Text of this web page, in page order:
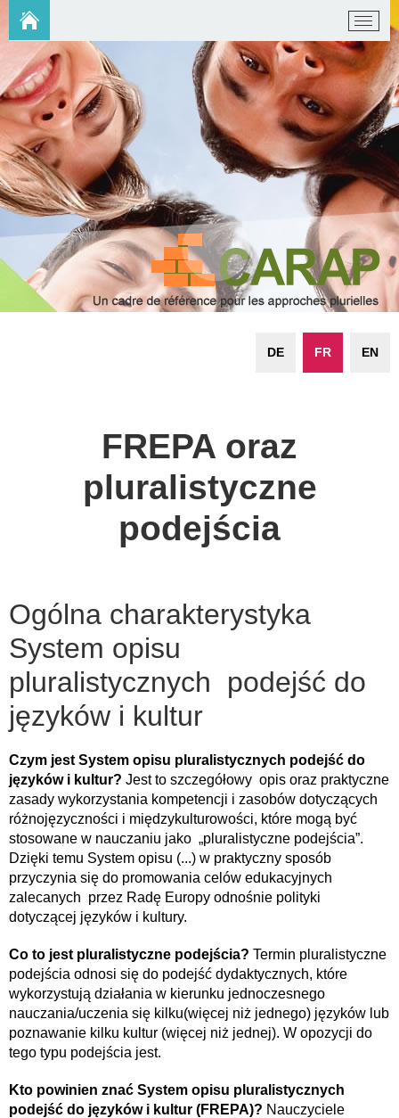
EN
FR
DE
FREPA oraz
pluralistyczne
podejścia
Ogólna charakterystyka
System opisu
pluralistycznych podejść do
języków i kultur
Czym jest System opisu pluralistycznych podejść do
języków i kultur? Jest to szczegółowy opis oraz praktyczne
zasady wykorzystania kompetencji i zasobów dotyczących
różnojęzyczności i międzykulturowości, które mogą być
stosowane w nauczaniu jako „pluralistyczne podejścia”.
Dzięki temu System opisu (...) w praktyczny sposób
przyczynia się do promowania celów edukacyjnych
zalecanych przez Radę Europy odnośnie polityki
dotyczącej języków i kultury.
Co to jest pluralistyczne podejścia? Termin pluralistyczne
podejścia odnosi się do podejść dydaktycznych, które
wykorzystują działania w kierunku jednoczesnego
nauczania/uczenia się kilku(więcej niż jednego) języków lub
poznawanie kilku kultur (więcej niż jednej). W opozycji do
tego typu podejścia jest.
Kto powinien znać System opisu pluralistycznych
podejść do języków i kultur (FREPA)? Nauczyciele